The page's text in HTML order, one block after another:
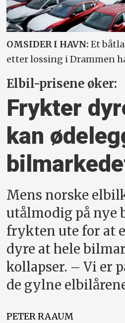
OMSIDER I HAVN:Et
etter lossing i Drammen
Elbil-prisene øker:
Frykter
kan
Mens norske
utålmodig på nye
frykten ute for at
dyre at hele
kollapser. – Vi er
de gylne
PETERRAAUM